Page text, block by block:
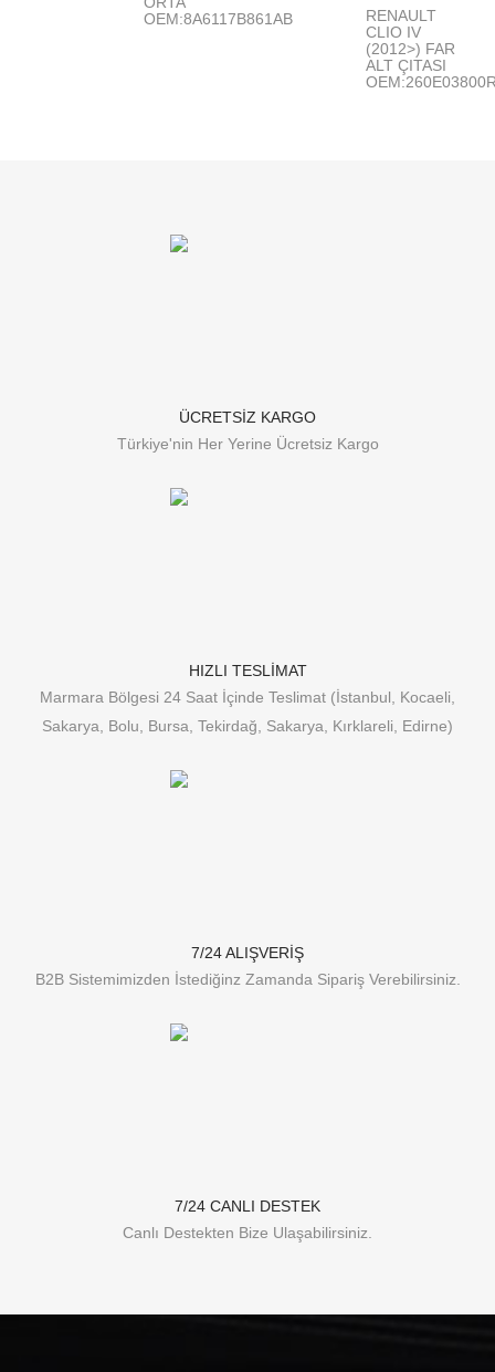
OEM:8A6117B861AB
RENAULT
CLIO IV
(2012>) FAR
ALT ÇITASI
ÜCRETSİZ KARGO
Türkiye'nin Her Yerine Ücretsiz Kargo
HIZLI TESLİMAT
Marmara Bölgesi 24 Saat İçinde Teslimat (İstanbul, Kocaeli,
Sakarya, Bolu, Bursa, Tekirdağ, Sakarya, Kırklareli, Edirne)
7/24 ALIŞVERİŞ
B2B Sistemimizden İstediğinz Zamanda Sipariş Verebilirsiniz.
7/24 CANLI DESTEK
Canlı Destekten Bize Ulaşabilirsiniz.